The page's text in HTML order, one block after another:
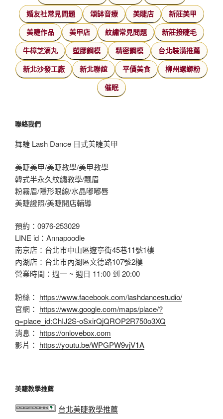
婚友社常見問題 頌缽音療 美睫店 新莊美甲
美睫作品 美甲店 紋繡常見問題 新莊接睫毛
牛樟芝滴丸 塑膠鋼模 精密鋼模 台北裝潢推薦
新北沙發工廠 新北聯誼 平價美食 柳州螺螄粉
催眠
聯絡我們
舞睫 Lash Dance 日式美睫美甲
美睫美甲/美睫教學/美甲教學
韓式半永久紋繡教學/飄眉
粉霧眉/隱形眼線/水晶嘟嘟唇
美睫證照/美睫開店輔導
預約：0976-253029
LINE id：Annapoodle
南京店：台北市中山區遼寧街45巷11號1樓
內湖店：台北市內湖區文德路107號2樓
營業時間：週一 ~ 週日 11:00 到 20:00
粉絲： https://www.facebook.com/lashdancestudio/
官網： https://www.google.com/maps/place/?
q=place_id:ChIJ2S-oSxirQjQROP2R750o3XQ
消息： https://onlovebox.com
影片： https://youtu.be/WPGPW9vjV1A
美睫教學推薦
台北美睫教學推薦